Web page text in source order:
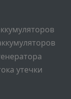
утечки